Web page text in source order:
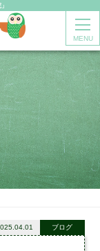
MENU
ブログ